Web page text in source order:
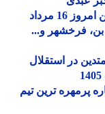
جدول قطعی برق شهرکرد، لردگان و بروجن امروز 16 مرداد
فرخشهر و...
در استقلال
ترین تیم